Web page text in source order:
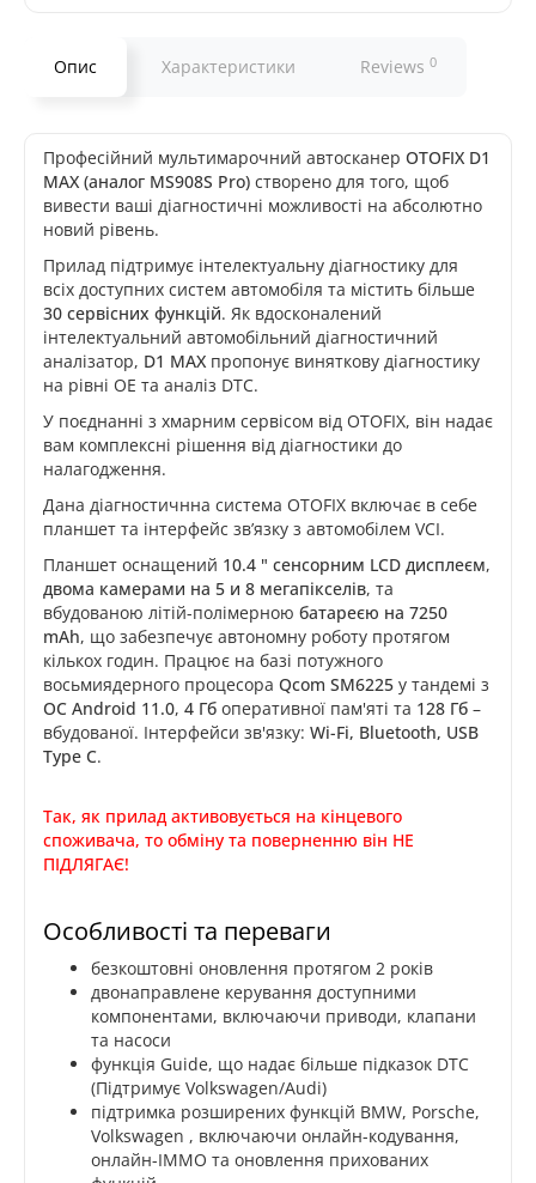
Опис Характеристики Reviews 0
Професійний мультимарочний автосканер OTOFIX D1
MAX (аналог MS908S Pro) створено для того, щоб
вивести ваші діагностичні можливості на абсолютно
новий рівень.
Прилад підтримує інтелектуальну діагностику для
всіх доступних систем автомобіля та містить більше
30 сервісних функцій. Як вдосконалений
інтелектуальний автомобільний діагностичний
аналізатор, D1 MAX пропонує виняткову діагностику
на рівні OE та аналіз DTC.
У поєднанні з хмарним сервісом від OTOFIX, він надає
вам комплексні рішення від діагностики до
налагодження.
Дана діагностичнна система OTOFIX включає в себе
планшет та інтерфейс зв’язку з автомобілем VCI.
Планшет оснащений 10.4 " сенсорним LCD дисплеєм,
двома камерами на 5 и 8 мегапікселів, та
вбудованою літій-полімерною батареєю на 7250
mAh, що забезпечує автономну роботу протягом
кількох годин. Працює на базі потужного
восьмиядерного процесора Qcom SM6225 у тандемі з
ОС Android 11.0, 4 Гб оперативної пам'яті та 128 Гб –
вбудованої. Інтерфейси зв'язку: Wi-Fi, Bluetooth, USB
Type C.
Так, як прилад активовується на кінцевого
споживача, то обміну та поверненню він НЕ
ПІДЛЯГАЄ!
Особливості та переваги
безкоштовні оновлення протягом 2 років
двонаправлене керування доступними
компонентами, включаючи приводи, клапани
та насоси
функція Guide, що надає більше підказок DTC
(Підтримує Volkswagen/Audi)
підтримка розширених функцій BMW, Porsche,
Volkswagen , включаючи онлайн-кодування,
онлайн-IMMO та оновлення прихованих